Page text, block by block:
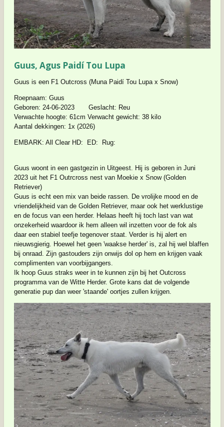
Guus, Agus Paidí Tou Lupa
Guus is een F1 Outcross (Muna Paidí Tou Lupa x Snow)
Roepnaam: Guus
Geboren: 24-06-2023 Geslacht: Reu
Verwachte hoogte: 61cm Verwacht gewicht: 38 kilo
Aantal dekkingen: 1x (2026)
EMBARK: All Clear HD: ED: Rug:
Guus woont in een gastgezin in Uitgeest. Hij is geboren in Juni
2023 uit het F1 Outrcross nest van Moekie x Snow (Golden
Retriever)
Guus is echt een mix van beide rassen. De vrolijke mood en de
vriendelijkheid van de Golden Retriever, maar ook het werklustige
en de focus van een herder. Helaas heeft hij toch last van wat
onzekerheid waardoor ik hem alleen wil inzetten voor de fok als
daar een stabiel teefje tegenover staat. Verder is hij alert en
nieuwsgierig. Hoewel het geen 'waakse herder' is, zal hij wel blaffen
bij onraad. Zijn gastouders zijn onwijs dol op hem en krijgen vaak
complimenten van voorbijgangers.
Ik hoop Guus straks weer in te kunnen zijn bij het Outcross
programma van de Witte Herder. Grote kans dat de volgende
generatie pup dan weer 'staande' oortjes zullen krijgen.